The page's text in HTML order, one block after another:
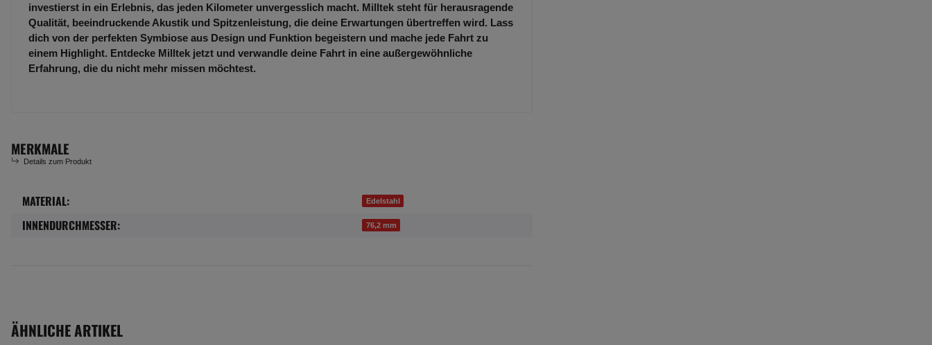
investierst in ein Erlebnis, das jeden Kilometer unvergesslich macht. Milltek steht für herausragende
Qualität, beeindruckende Akustik und Spitzenleistung, die deine Erwartungen übertreffen wird. Lass
dich von der perfekten Symbiose aus Design und Funktion begeistern und mache jede Fahrt zu
einem Highlight. Entdecke Milltek jetzt und verwandle deine Fahrt in eine außergewöhnliche
Erfahrung, die du nicht mehr missen möchtest.
MERKMALE
Details zum Produkt
Produkteigenschaft
Wert
MATERIAL: Edelstahl
INNENDURCHMESSER: 76,2 mm
ÄHNLICHE ARTIKEL